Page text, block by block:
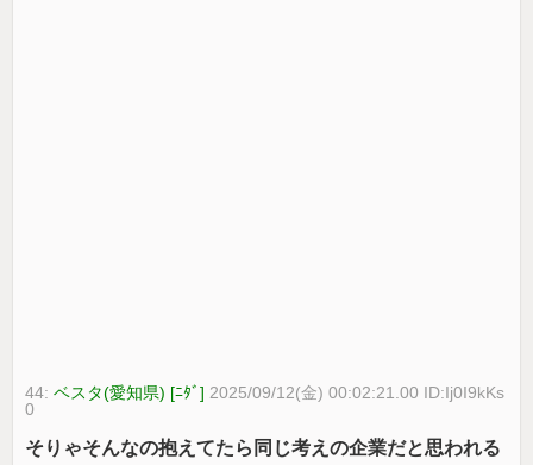
44:ベスタ(愛知県) [ﾆﾀﾞ] 2025/09/12(金) 00:02:21.00 ID:Ij0I9kKs
0
そりゃそんなの抱えてたら同じ考えの企業だと思われる